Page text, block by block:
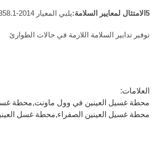
5الامتثال لمعايير السلامة:
توفير تدابير السلامة اللازمة في حالات الطوارئ
العلامات:
محطة غسيل العينين في وول ماونت,محطة غسل
محطة غسيل العينين الصفراء,محطة غسل